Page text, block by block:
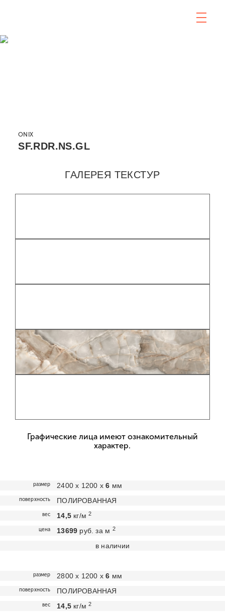
ONIX
SF.RDR.NS.GL
ГАЛЕРЕЯ ТЕКСТУР
Графические лица имеют ознакомительный
характер.
размер 2400 х 1200 х6 мм
поверхность ПОЛИРОВАННАЯ
вес 14,5 кг/м2
цена 13699 руб. за м 2
в наличии
размер 2800 х 1200 х6 мм
поверхность ПОЛИРОВАННАЯ
вес 14,5 кг/м2